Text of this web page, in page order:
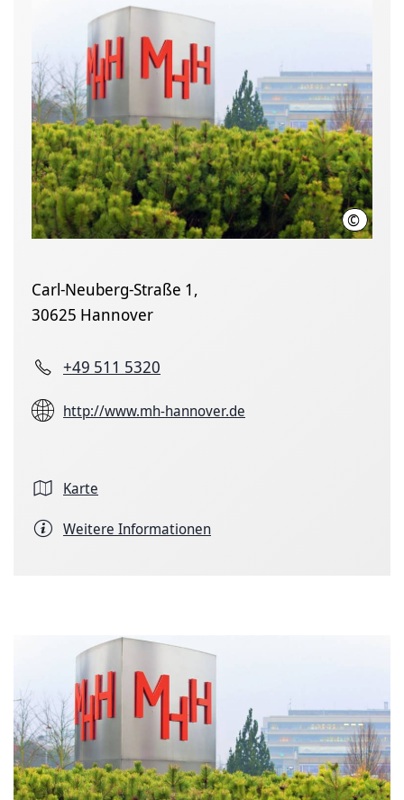
© Karin
Carl-Neuberg-Straße 1,
30625 Hannover
+49 511 5320
http://www.mh-hannover.de
Karte
Weitere Informationen